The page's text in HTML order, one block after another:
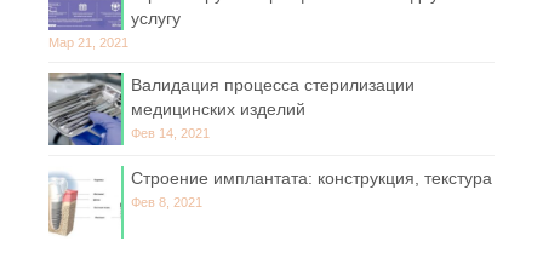
услугу
Мар 21, 2021
Валидация процесса стерилизации
медицинских изделий
Фев 14, 2021
Строение имплантата: конструкция, текстура
Фев 8, 2021